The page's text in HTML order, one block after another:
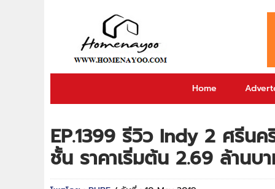
Home
EP.1399 รีวิว Indy 2 ศรีน
ชั้น ราคาเริ่มต้น 2.69 ล้านบ